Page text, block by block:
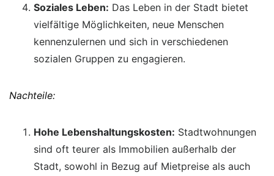
Soziales Leben: Das Leben in der Stadt bietet
vielfältige Möglichkeiten, neue Menschen
kennenzulernen und sich in verschiedenen
sozialen Gruppen zu engagieren.
Nachteile:
Hohe Lebenshaltungskosten: Stadtwohnungen
sind oft teurer als Immobilien außerhalb der
Stadt, sowohl in Bezug auf Mietpreise als auch